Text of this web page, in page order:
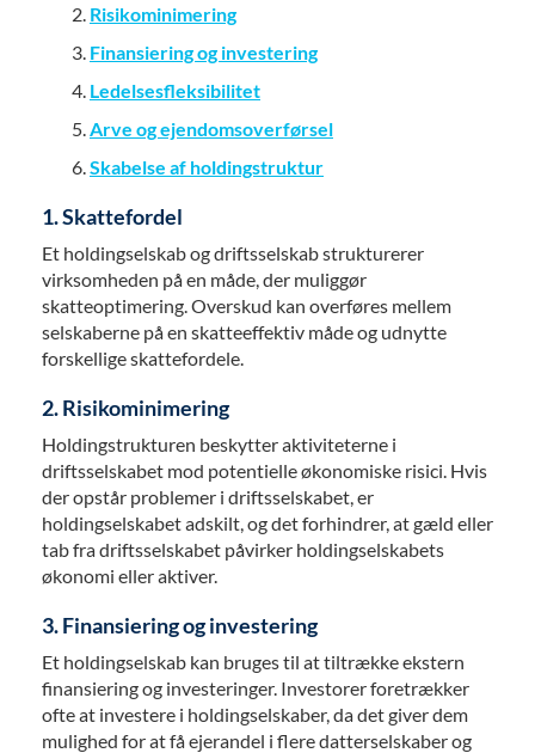
Risikominimering
Finansiering og investering
Ledelsesfleksibilitet
Arve og ejendomsoverførsel
Skabelse af holdingstruktur
1. Skattefordel
Et holdingselskab og driftsselskab strukturerer
virksomheden på en måde, der muliggør
skatteoptimering. Overskud kan overføres mellem
selskaberne på en skatteeffektiv måde og udnytte
forskellige skattefordele.
2. Risikominimering
Holdingstrukturen beskytter aktiviteterne i
driftsselskabet mod potentielle økonomiske risici. Hvis
der opstår problemer i driftsselskabet, er
holdingselskabet adskilt, og det forhindrer, at gæld eller
tab fra driftsselskabet påvirker holdingselskabets
økonomi eller aktiver.
3. Finansiering og investering
Et holdingselskab kan bruges til at tiltrække ekstern
finansiering og investeringer. Investorer foretrækker
ofte at investere i holdingselskaber, da det giver dem
mulighed for at få ejerandel i flere datterselskaber og